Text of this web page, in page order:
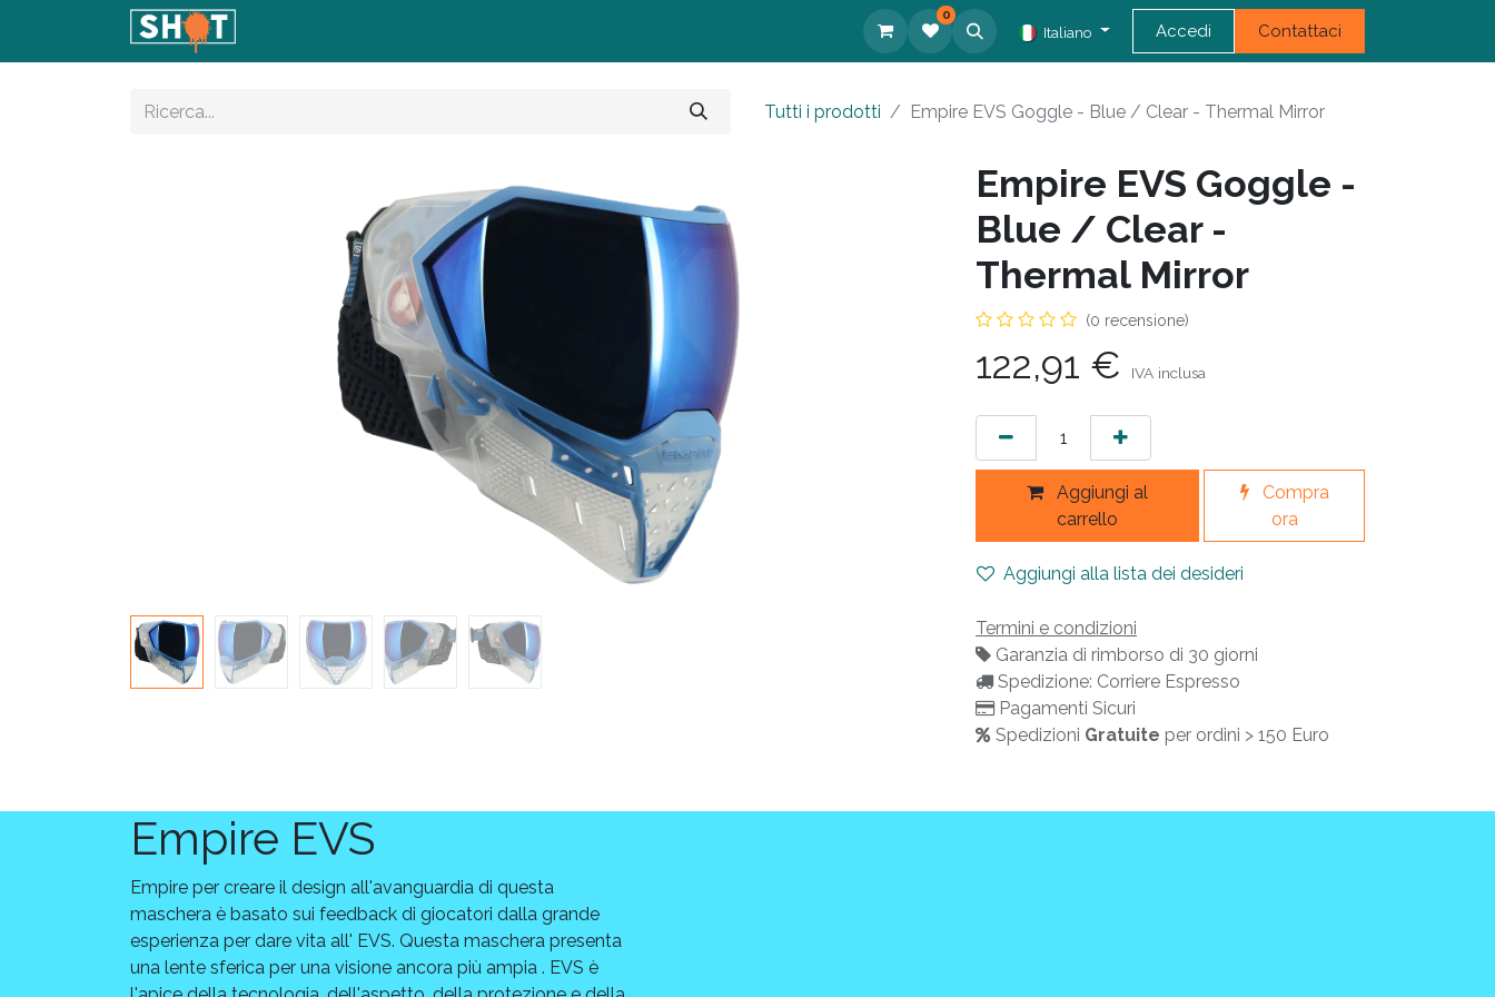
0
Italiano Accedi Contattaci
Tutti i prodotti Empire EVS Goggle - Blue / Clear - Thermal Mirror
Empire EVS Goggle -
Blue / Clear -
Thermal Mirror
(0 recensione)
122,91 € IVA inclusa
Aggiungi al
carrello
Compra
ora
Aggiungi alla lista dei desideri
Termini e condizioni
Garanzia di rimborso di 30 giorni
Spedizione: Corriere Espresso
Pagamenti Sicuri
Spedizioni Gratuite per ordini > 150 Euro
Empire EVS
Empire per creare il design all'avanguardia di questa
maschera è basato sui feedback di giocatori dalla grande
esperienza per dare vita all' EVS. Questa maschera presenta
una lente sferica per una visione ancora più ampia . EVS è